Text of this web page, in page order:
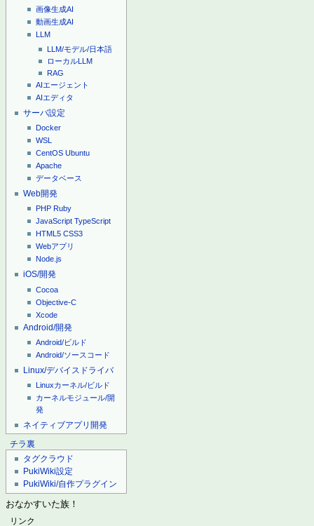
画像生成AI
動画生成AI
LLM
LLM/モデル/日本語
ローカルLLM
RAG
AIエージェント
AIエディタ
サーバ設定
Docker
WSL
CentOS Ubuntu
Apache
データベース
Web開発
PHP Ruby
JavaScript TypeScript
HTML5 CSS3
Webアプリ
Node.js
iOS/開発
Cocoa
Objective-C
Xcode
Android/開発
Android/ビルド
Android/ソースコード
Linux/デバイスドライバ
Linuxカーネル/ビルド
カーネルモジュール/開
発
ネイティブアプリ開発
チラ裏
タグクラウド
PukiWiki設定
PukiWiki/自作プラグイン
おなかすいた族！
リンク